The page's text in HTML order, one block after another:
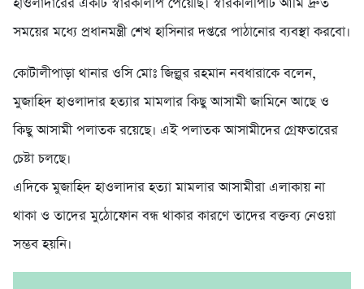
হাওলাদারের একটি স্বারকলিপি পেয়েছি। স্বারকলিপিটি আমি দ্রুত
সময়ের মধ্যে প্রধানমন্ত্রী শেখ হাসিনার দপ্তরে পাঠানোর ব্যবস্থা করবো।
কোটালীপাড়া থানার ওসি মোঃ জিল্লুর রহমান নবধারাকে বলেন,
মুজাহিদ হাওলাদার হত্যার মামলার কিছু আসামী জামিনে আছে ও
কিছু আসামী পলাতক রয়েছে। এই পলাতক আসামীদের গ্রেফতারের
চেষ্টা চলছে।
এদিকে মুজাহিদ হাওলাদার হত্যা মামলার আসামীরা এলাকায় না
থাকা ও তাদের মুঠোফোন বন্ধ থাকার কারণে তাদের বক্তব্য নেওয়া
সম্ভব হয়নি।